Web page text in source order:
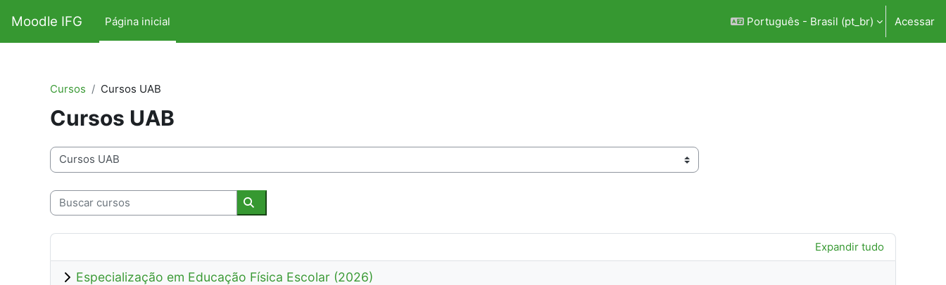
Moodle IFG Página inicial Português - Brasil ‎(pt_br)‎ Acessar
Cursos Cursos UAB
Cursos UAB
Categorias de Cursos
Buscar cursos
Buscar cursos
Expandir tudo
Especialização em Educação Física Escolar (2026)